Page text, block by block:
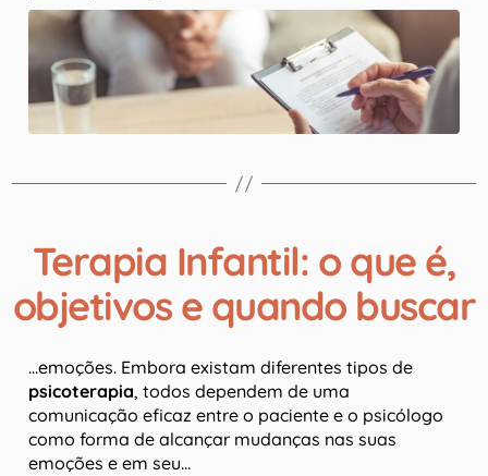
Terapia Infantil: o que é,
objetivos e quando buscar
…emoções. Embora existam diferentes tipos de
psicoterapia, todos dependem de uma
comunicação eficaz entre o paciente e o psicólogo
como forma de alcançar mudanças nas suas
emoções e em seu…